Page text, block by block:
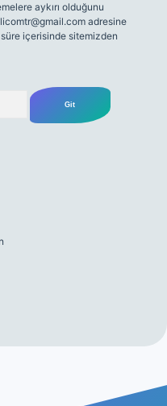
aykırı olduğunu
adresine
içerisinde sitemizden